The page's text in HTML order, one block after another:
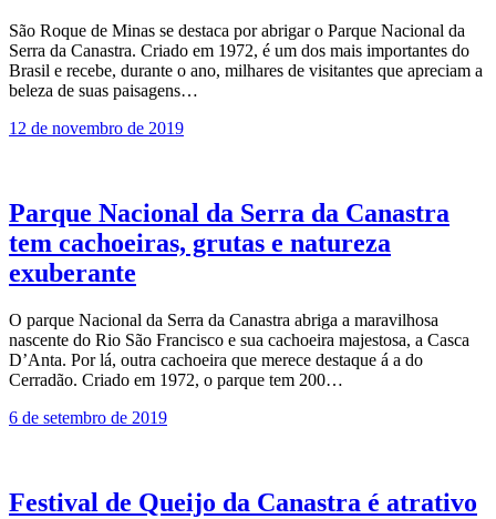
São Roque de Minas se destaca por abrigar o Parque Nacional da
Serra da Canastra. Criado em 1972, é um dos mais importantes do
Brasil e recebe, durante o ano, milhares de visitantes que apreciam a
beleza de suas paisagens…
12 de novembro de 2019
Parque Nacional da Serra da Canastra
tem cachoeiras, grutas e natureza
exuberante
O parque Nacional da Serra da Canastra abriga a maravilhosa
nascente do Rio São Francisco e sua cachoeira majestosa, a Casca
D’Anta. Por lá, outra cachoeira que merece destaque á a do
Cerradão. Criado em 1972, o parque tem 200…
6 de setembro de 2019
Festival de Queijo da Canastra é atrativo